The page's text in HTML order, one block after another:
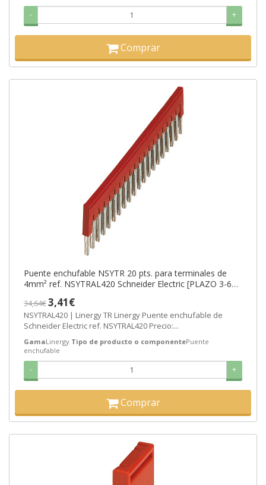
- +
Comprar
Puente enchufable NSYTR 20 pts. para terminales de
4mm² ref. NSYTRAL420 Schneider Electric [PLAZO 3-6
34,64€3,41€
NSYTRAL420 | Linergy TR Linergy Puente enchufable de
Schneider Electric ref. NSYTRAL420 Precio:...
GamaLinergy Tipo de producto o componentePuente
enchufable
- +
Comprar